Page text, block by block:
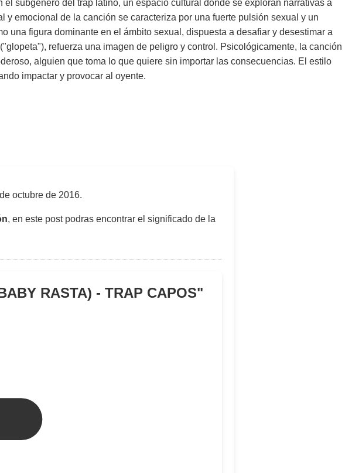
subgénero del trap latino, un espacio cultural donde se exploran narrativas a
emocional de la canción se caracteriza por una fuerte pulsión sexual y un
una figura dominante en el ámbito sexual, dispuesta a desafiar y desestimar a
refuerza una imagen de peligro y control. Psicológicamente, la canción
alguien que toma lo que quiere sin importar las consecuencias. El estilo
impactar y provocar al oyente.
octubre de 2016.
, en este post podras encontrar el significado de la
RASTA) - TRAP CAPOS"